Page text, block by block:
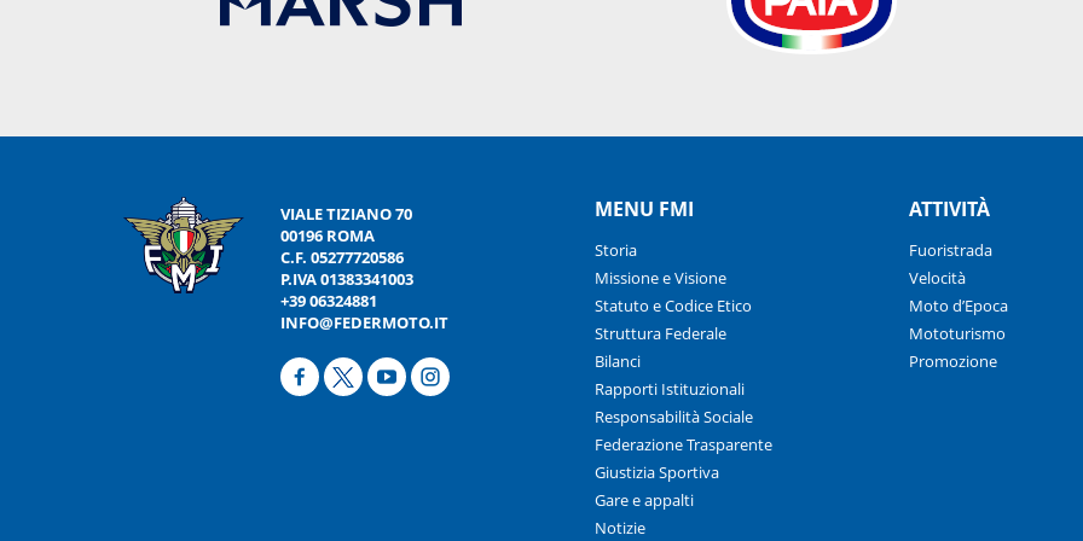
VIALE TIZIANO 70
00196 ROMA
C.F. 05277720586
P.IVA 01383341003
+39 06324881
INFO@FEDERMOTO.IT
MENU FMI
Storia
Missione e Visione
Statuto e Codice Etico
Struttura Federale
Bilanci
Rapporti Istituzionali
Responsabilità Sociale
Federazione Trasparente
Giustizia Sportiva
Gare e appalti
Notizie
ATTIVITÀ
Fuoristrada
Velocità
Moto d’Epoca
Mototurismo
Promozione